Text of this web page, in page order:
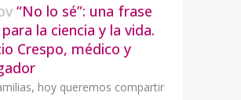
“No lo sé”: una frase
la ciencia y la vida.
Crespo, médico y
hoy queremos compartir